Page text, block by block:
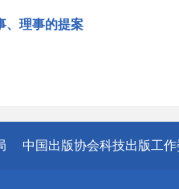
、理事的提案
中国出版协会科技出版工作